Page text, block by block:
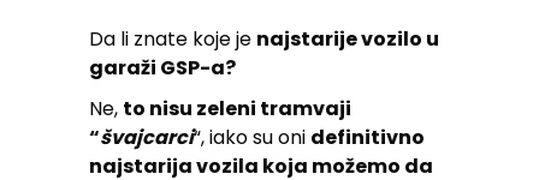
Da li znate koje je najstarije vozilo u
garaži GSP-a?
Ne, to nisu zeleni tramvaji
“švajcarci“, iako su oni definitivno
najstarija vozila koja možemo da